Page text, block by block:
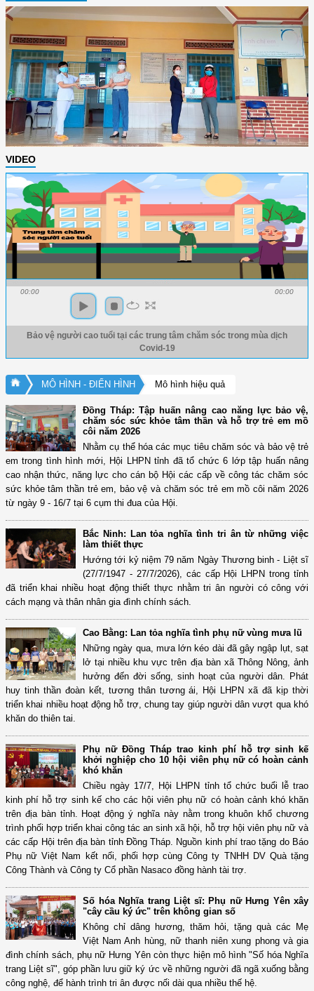
VIDEO
00:00 00:00
Bảo vệ người cao tuổi tại các trung tâm chăm sóc trong mùa dịch
Covid-19
MÔ HÌNH - ĐIỂN HÌNH Mô hình hiệu quả
Đồng Tháp: Tập huấn nâng cao năng lực bảo vệ,
chăm sóc sức khỏe tâm thần và hỗ trợ trẻ em mồ
côi năm 2026
Nhằm cụ thể hóa các mục tiêu chăm sóc và bảo vệ trẻ
em trong tình hình mới, Hội LHPN tỉnh đã tổ chức 6 lớp tập huấn nâng
cao nhận thức, năng lực cho cán bộ Hội các cấp về công tác chăm sóc
sức khỏe tâm thần trẻ em, bảo vệ và chăm sóc trẻ em mồ côi năm 2026
từ ngày 9 - 16/7 tại 6 cụm thi đua của Hội.
Bắc Ninh: Lan tỏa nghĩa tình tri ân từ những việc
làm thiết thực
Hướng tới kỷ niệm 79 năm Ngày Thương binh - Liệt sĩ
(27/7/1947 - 27/7/2026), các cấp Hội LHPN trong tỉnh
đã triển khai nhiều hoạt động thiết thực nhằm tri ân người có công với
cách mạng và thân nhân gia đình chính sách.
Cao Bằng: Lan tỏa nghĩa tình phụ nữ vùng mưa lũ
Những ngày qua, mưa lớn kéo dài đã gây ngập lụt, sạt
lở tại nhiều khu vực trên địa bàn xã Thông Nông, ảnh
hưởng đến đời sống, sinh hoạt của người dân. Phát
huy tinh thần đoàn kết, tương thân tương ái, Hội LHPN xã đã kịp thời
triển khai nhiều hoạt động hỗ trợ, chung tay giúp người dân vượt qua khó
khăn do thiên tai.
Phụ nữ Đồng Tháp trao kinh phí hỗ trợ sinh kế
khởi nghiệp cho 10 hội viên phụ nữ có hoàn cảnh
khó khăn
Chiều ngày 17/7, Hội LHPN tỉnh tổ chức buổi lễ trao
kinh phí hỗ trợ sinh kế cho các hội viên phụ nữ có hoàn cảnh khó khăn
trên địa bàn tỉnh. Hoạt động ý nghĩa này nằm trong khuôn khổ chương
trình phối hợp triển khai công tác an sinh xã hội, hỗ trợ hội viên phụ nữ và
các cấp Hội trên địa bàn tỉnh Đồng Tháp. Nguồn kinh phí trao tặng do Báo
Phụ nữ Việt Nam kết nối, phối hợp cùng Công ty TNHH DV Quà tặng
Công Thành và Công ty Cổ phần Nasaco đồng hành tài trợ.
Số hóa Nghĩa trang Liệt sĩ: Phụ nữ Hưng Yên xây
"cây cầu ký ức" trên không gian số
Không chỉ dâng hương, thăm hỏi, tặng quà các Mẹ
Việt Nam Anh hùng, nữ thanh niên xung phong và gia
đình chính sách, phụ nữ Hưng Yên còn thực hiện mô hình "Số hóa Nghĩa
trang Liệt sĩ", góp phần lưu giữ ký ức về những người đã ngã xuống bằng
công nghệ, để hành trình tri ân được nối dài qua nhiều thế hệ.